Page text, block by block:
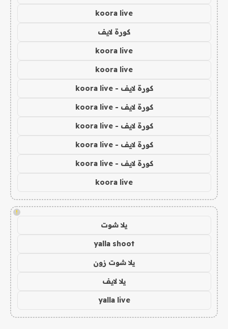
koora live
كورة لايف
koora live
koora live
كورة لايف - koora live
كورة لايف - koora live
كورة لايف - koora live
كورة لايف - koora live
كورة لايف - koora live
koora live
!
يلا شوت
yalla shoot
يلا شوت زون
يلا لايف
yalla live